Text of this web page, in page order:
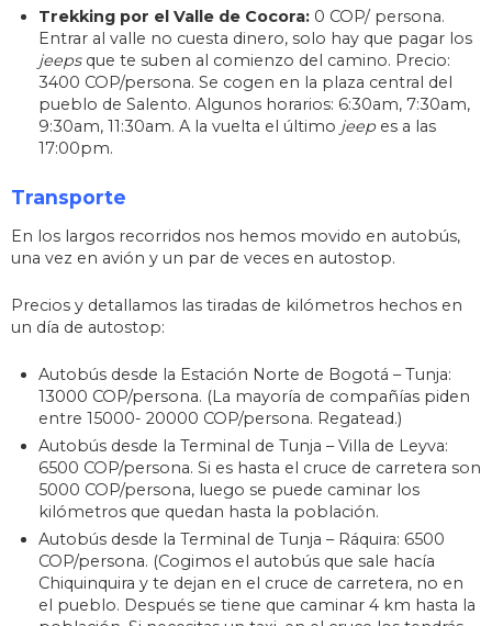
Trekking por el Valle de Cocora: 0 COP/ persona.
Entrar al valle no cuesta dinero, solo hay que pagar los
jeeps que te suben al comienzo del camino. Precio:
3400 COP/persona. Se cogen en la plaza central del
pueblo de Salento. Algunos horarios: 6:30am, 7:30am,
9:30am, 11:30am. A la vuelta el último jeepes a las
17:00pm.
Transporte
En los largos recorridos nos hemos movido en autobús,
una vez en avión y un par de veces en autostop.
Precios y detallamos las tiradas de kilómetros hechos en
un día de autostop:
Autobús desde la Estación Norte de Bogotá – Tunja:
13000 COP/persona. (La mayoría de compañías piden
entre 15000- 20000 COP/persona. Regatead.)
Autobús desde la Terminal de Tunja – Villa de Leyva:
6500 COP/persona. Si es hasta el cruce de carretera son
5000 COP/persona, luego se puede caminar los
kilómetros que quedan hasta la población.
Autobús desde la Terminal de Tunja – Ráquira: 6500
COP/persona. (Cogimos el autobús que sale hacía
Chiquinquira y te dejan en el cruce de carretera, no en
el pueblo. Después se tiene que caminar 4 km hasta la